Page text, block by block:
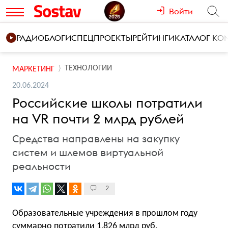
Войти
РАДИОБЛОГИСПЕЦПРОЕКТЫРЕЙТИНГИКАТАЛОГ
МАРКЕТИНГ ТЕХНОЛОГИИ
20.06.2024
Российские школы потратили
на VR почти 2 млрд рублей
Средства направлены на закупку
систем и шлемов виртуальной
реальности
2
Образовательные учреждения в прошлом году